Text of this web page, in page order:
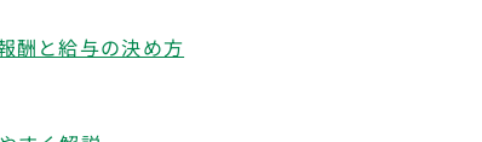
酬と給与の決め方